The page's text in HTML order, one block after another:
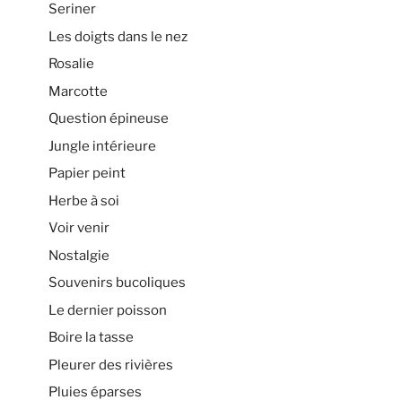
Seriner
Les doigts dans le nez
Rosalie
Marcotte
Question épineuse
Jungle intérieure
Papier peint
Herbe à soi
Voir venir
Nostalgie
Souvenirs bucoliques
Le dernier poisson
Boire la tasse
Pleurer des rivières
Pluies éparses